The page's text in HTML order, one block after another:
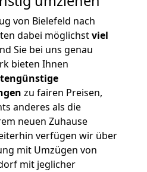
von Bielefeld nach
dabei möglichstviel
Sie bei uns genau
bieten Ihnen
zu fairen Preisen,
anderes als die
neuen Zuhause
verfügen wir über
mit Umzügen von
mit jeglicher